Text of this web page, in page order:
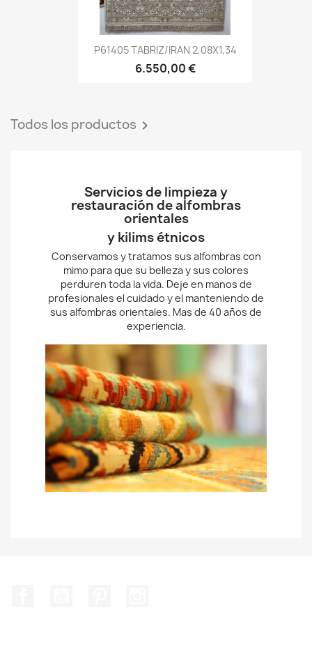
P61405 TABRIZ/IRAN 2,08X1,34
6.550,00 €
Todos los productos 
Servicios de limpieza y
restauración de alfombras
orientales
y kilims étnicos
Conservamos y tratamos sus alfombras con
mimo para que su belleza y sus colores
perduren toda la vida. Deje en manos de
profesionales el cuidado y el manteniendo de
sus alfombras orientales. Mas de 40 años de
experiencia.